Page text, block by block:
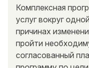
Комплексная
услуг вокруг
причинах
пройти
согласованный